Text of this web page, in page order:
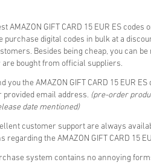
AMAZON GIFT CARD 15 EUR ES codes
purchase digital codes in bulk at a
Besides being cheap, you can
are bought from official suppliers.
you the AMAZON GIFT CARD 15 EUR ES
email address. (pre-order
date mentioned)
customer support are always
the AMAZON GIFT CARD 15
system contains no annoying